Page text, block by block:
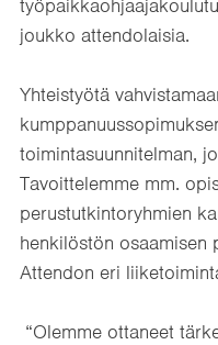
joukko attendolaisia.
Yhteistyötä
toimintasuunnitelman,
Tavoittelemme mm.
perustutkintoryhmien
henkilöstön osaamisen
Attendon eri
“Olemme ottaneet